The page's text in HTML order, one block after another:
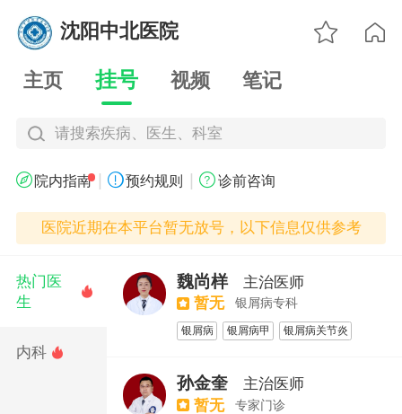
沈阳中北医院  
主页 挂号 视频 笔记
请搜索疾病、医生、科室
 院内指南 预约规则 诊前咨询
医院近期在本平台暂无放号，以下信息仅供参考
热门医
生

内科 
魏尚样
主治医师
暂无
银屑病专科
银屑病 银屑病甲
银屑病关节炎
孙金奎
主治医师
暂无
专家门诊